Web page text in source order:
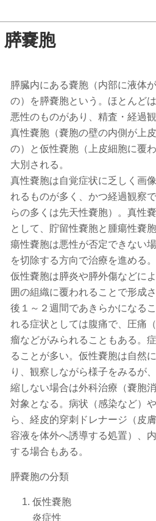
膵嚢胞
膵臓内にある嚢胞（内部に液体
の）を膵嚢胞という。ほとんど
悪性のものがあり、精査・経過
真性嚢胞（嚢胞の壁の内側が上
の）と仮性嚢胞（上皮細胞に覆
大別される。
真性嚢胞は自覚症状に乏しく画
れるものが多く、かつ経過観察
らの多くは先天性嚢胞）。真性
として、貯留性嚢胞と腫瘍性嚢
瘍性嚢胞は悪性が否定できない
を切除する方向で治療を進める。
仮性嚢胞は膵炎や膵外傷などに
囲の組織に覆われることで形成
後１～２週間であきらかになる
れる症状としては腹痛で、圧痛
瘤などがみられることもある。
ることが多い。仮性嚢胞は自然
り、観察しながら様子をみるが
縮しない場合は外科治療（嚢胞
対象となる。病状（感染など）
ら、経皮的穿刺ドレナージ（皮
容液を体外へ誘導する処置）、
する場合もある。
膵嚢胞の分類
仮性嚢胞
炎症性